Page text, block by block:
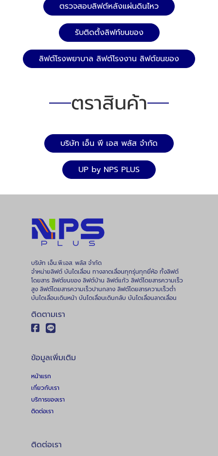
ตรวจสอบลิฟต์หลังแผ่นดินไหว
รับติดตั้งลิฟท์ขนของ
ลิฟต์โรงพยาบาล ลิฟต์โรงงาน ลิฟต์ขนของ
ตราสินค้า
บริษัท เอ็น พี เอส พลัส จำกัด
UP by NPS PLUS
บริษัท เอ็น.พี.เอส. พลัส จำกัด
จำหน่ายลิฟต์ บันไดเลื่อน ทางลาดเลื่อนทุกรุ่นทุกยี่ห้อ ทั้งลิฟต์
โดยสาร ลิฟต์ขนของ ลิฟต์บ้าน ลิฟต์แก้ว ลิฟต์โดยสารความเร็ว
สูง ลิฟต์โดยสารความเร็วปานกลาง ลิฟต์โดยสารความเร็วต่ำ
บันไดเลื่อนเดินหน้า บันไดเลื่อนเดินกลับ บันไดเลื่อนลาดเลื่อน
ติดตามเรา
ข้อมูลเพิ่มเติม
หน้าแรก
เกี่ยวกับเรา
บริการของเรา
ติดต่อเรา
ติดต่อเรา